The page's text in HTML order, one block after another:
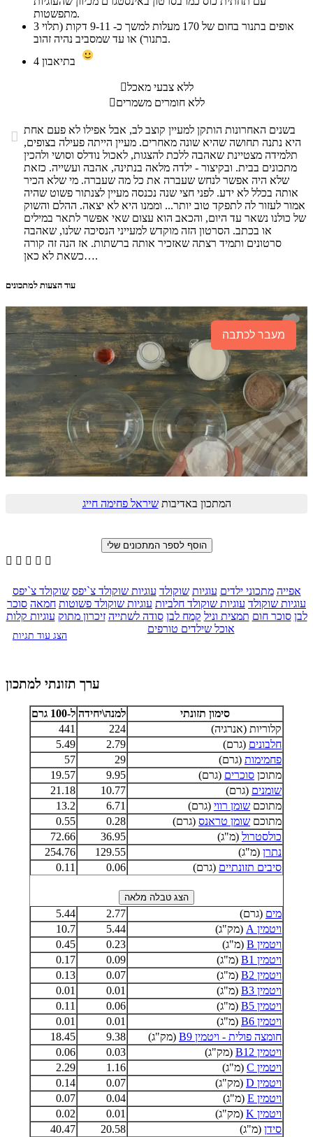
מתפשטות.
3
בתנור) או עד שמסביב נהיה זהוב.
4
ללא צבעי מאכל
ללא חומרים משמרים
 בשנים האחרונות הותקן למעיין קוצב לב, אבל אפילו לא פעם אחת
היא נתנה תחושה שהיא שונה מאחרים. מעיין הייתה פעילה בצופים,
תלמידה מצטיינת שאהבה ללכת להצגות, לאכול נודלס וסושי ולהכין
מתכונים בבית. ובקיצור - ילדה מלאה בנתינה, אהבה ועשייה. כזאת
שלא היה אפשר לנחש שעברה את כל מה שעברה. מי שלא הכיר
אותה בכלל לא ידע. לפני חצי שנה נכנסה מעיין לצנתור פשוט שהיה
אמור לעזור לה לתפקד טוב יותר... וממנו היא לא יצאה. ההלם והשוק
של כולנו נשאר עד היום, והכאב הוא עצום שאי אפשר לתאר במילים
או בכתב. הסרטון הזה מוקדש למעייני הנסיכה שלנו, שאהבה
סרטונים ותמיד רצתה שאזכיר אותה ברשתות. אז הנה זה קורה
כשאת לא כאן….
עוד הצעות למתכונים
מעבר לכתבה
המתכון באדיבותשיראל פחימה חייג
    
אפייה מתכוני ילדים עוגיות שוקולד עוגיות שוקולד צ`יפס שוקולד צ`יפס
עוגיות שוקולד עוגיות שוקולד חלביות עוגיות שוקולד פשוטות חמאה סוכר
לבן סוכר חום תמצית וניל קמח לבן סודה לשתייה זיכרון מתוק עוגיות קלות
אוכל שילדים טורפים
הצג עוד תגיות
ערך תזונתי למתכון
סימון תזונתי למנה\יחידה ל-100 גרם
קלוריות (אנרגיה)
224
441
חלבונים (גרם) 2.79
5.49
פחמימות (גרם) 29
57
מתוכן סוכרים (גרם) 9.95
19.57
שומנים (גרם) 10.77
21.18
מתוכם שומן רווי (גרם) 6.71
13.2
מתוכם שומן טראנס (גרם) 0.28
0.55
כולסטרול (מ"ג) 36.95
72.66
נתרן (מ"ג) 129.55
254.76
סיבים תזונתיים (גרם) 0.06
0.11
מים (גרם) 2.77
5.44
ויטמין A
(מק"ג) 5.44
10.7
ויטמין B
(מ"ג) 0.23
0.45
ויטמין B1
(מ"ג) 0.09
0.17
ויטמין B2
(מ"ג) 0.07
0.13
ויטמין B3
(מ"ג) 0.01
0.01
ויטמין B5
(מ"ג) 0.06
0.11
ויטמין B6
(מ"ג) 0.01
0.01
חומצה פולית - ויטמין B9
(מק"ג) 9.38
18.45
ויטמין B12
(מק"ג) 0.03
0.06
ויטמין C
(מ"ג) 1.16
2.29
ויטמין D
(מק"ג) 0.07
0.14
ויטמין E
(מ"ג) 0.04
0.07
ויטמין K
(מק"ג) 0.01
0.02
סידן (מ"ג) 20.58
40.47